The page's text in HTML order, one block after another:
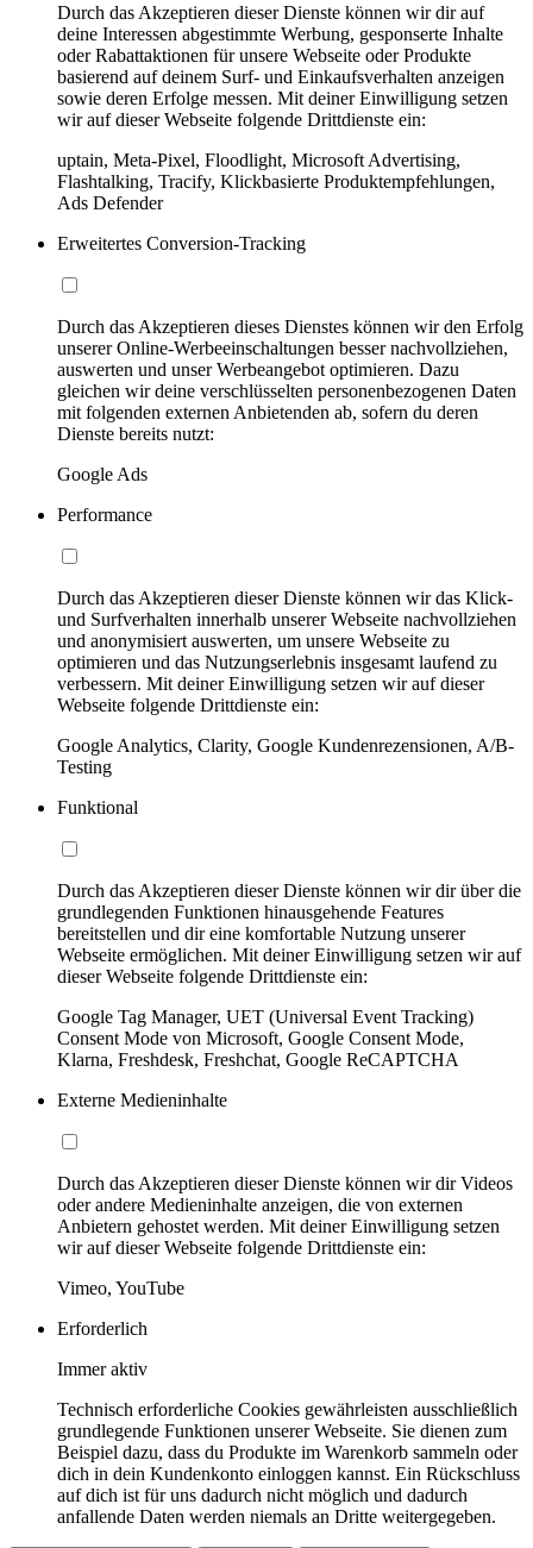
Durch das Akzeptieren dieser Dienste können wir dir auf
deine Interessen abgestimmte Werbung, gesponserte Inhalte
oder Rabattaktionen für unsere Webseite oder Produkte
basierend auf deinem Surf- und Einkaufsverhalten anzeigen
sowie deren Erfolge messen. Mit deiner Einwilligung setzen
wir auf dieser Webseite folgende Drittdienste ein:
uptain, Meta-Pixel, Floodlight, Microsoft Advertising,
Flashtalking, Tracify, Klickbasierte Produktempfehlungen,
Ads Defender
Erweitertes Conversion-Tracking
Durch das Akzeptieren dieses Dienstes können wir den Erfolg
unserer Online-Werbeeinschaltungen besser nachvollziehen,
auswerten und unser Werbeangebot optimieren. Dazu
gleichen wir deine verschlüsselten personenbezogenen Daten
mit folgenden externen Anbietenden ab, sofern du deren
Dienste bereits nutzt:
Google Ads
Performance
Durch das Akzeptieren dieser Dienste können wir das Klick-
und Surfverhalten innerhalb unserer Webseite nachvollziehen
und anonymisiert auswerten, um unsere Webseite zu
optimieren und das Nutzungserlebnis insgesamt laufend zu
verbessern. Mit deiner Einwilligung setzen wir auf dieser
Webseite folgende Drittdienste ein:
Google Analytics, Clarity, Google Kundenrezensionen, A/B-
Testing
Funktional
Durch das Akzeptieren dieser Dienste können wir dir über die
grundlegenden Funktionen hinausgehende Features
bereitstellen und dir eine komfortable Nutzung unserer
Webseite ermöglichen. Mit deiner Einwilligung setzen wir auf
dieser Webseite folgende Drittdienste ein:
Google Tag Manager, UET (Universal Event Tracking)
Consent Mode von Microsoft, Google Consent Mode,
Klarna, Freshdesk, Freshchat, Google ReCAPTCHA
Externe Medieninhalte
Durch das Akzeptieren dieser Dienste können wir dir Videos
oder andere Medieninhalte anzeigen, die von externen
Anbietern gehostet werden. Mit deiner Einwilligung setzen
wir auf dieser Webseite folgende Drittdienste ein:
Vimeo, YouTube
Erforderlich
Immer aktiv
Technisch erforderliche Cookies gewährleisten ausschließlich
grundlegende Funktionen unserer Webseite. Sie dienen zum
Beispiel dazu, dass du Produkte im Warenkorb sammeln oder
dich in dein Kundenkonto einloggen kannst. Ein Rückschluss
auf dich ist für uns dadurch nicht möglich und dadurch
anfallende Daten werden niemals an Dritte weitergegeben.